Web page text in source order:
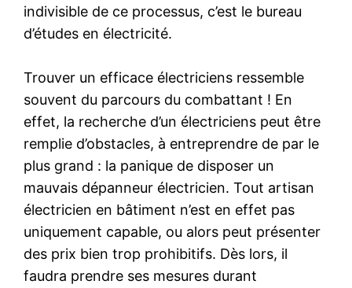
indivisible de ce processus, c’est le bureau
d’études en électricité.
Trouver un efficace électriciens ressemble
souvent du parcours du combattant ! En
effet, la recherche d’un électriciens peut être
remplie d’obstacles, à entreprendre de par le
plus grand : la panique de disposer un
mauvais dépanneur électricien. Tout artisan
électricien en bâtiment n’est en effet pas
uniquement capable, ou alors peut présenter
des prix bien trop prohibitifs. Dès lors, il
faudra prendre ses mesures durant